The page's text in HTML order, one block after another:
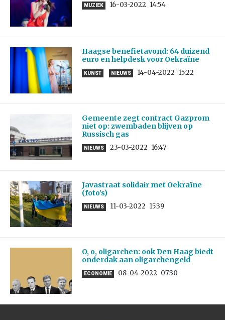
MUZIEK 16-03-2022 14:54
Haagse benefietavond: 64 duizend
euro en helpdesk voor Oekraïne
KUNST NIEUWS 14-04-2022 15:22
Gemeente zegt contract Gazprom
niet op: zwembaden blijven op
Russisch gas
NIEUWS 23-03-2022 16:47
Javastraat solidair met Oekraïne
(foto’s)
NIEUWS 11-03-2022 15:39
O, o, oligarchen: ook Den Haag biedt
onderdak aan oligarchengeld
ECONOMIE 08-04-2022 07:30